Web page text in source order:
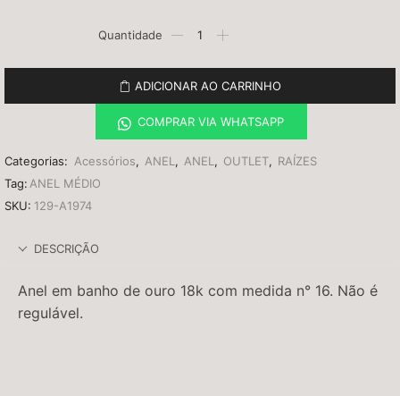
ADICIONAR AO CARRINHO
COMPRAR VIA WHATSAPP
Categorias: Acessórios, ANEL, ANEL, OUTLET, RAÍZES
Tag:ANEL MÉDIO
SKU: 129-A1974
DESCRIÇÃO
Anel em banho de ouro 18k com medida n° 16. Não é
regulável.